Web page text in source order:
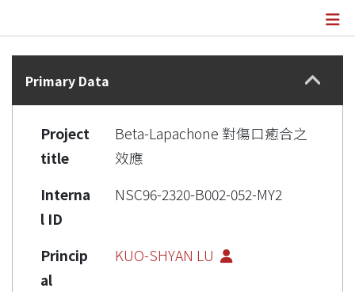
Details
Primary Data
Project
title
Beta-Lapachone 對傷口癒合之
效應
Interna
l ID
NSC96-2320-B002-052-MY2
Princip
al
KUO-SHYAN LU